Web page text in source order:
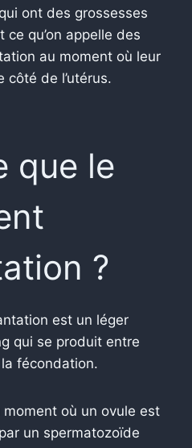
ont des grossesses
qu’on appelle des
au moment où leur
côté de l’utérus.
que le
?
est un léger
qui se produit entre
fécondation.
moment où un ovule est
un spermatozoïde